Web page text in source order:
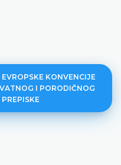
KONVENCIJE
I PORODIČNOG